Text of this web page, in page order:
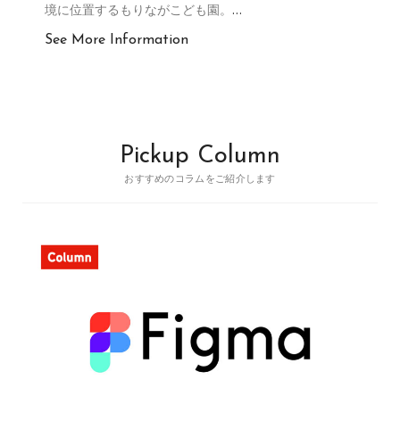
境に位置するもりながこども園。 …
See More Information
Pickup Column
おすすめのコラムをご紹介します